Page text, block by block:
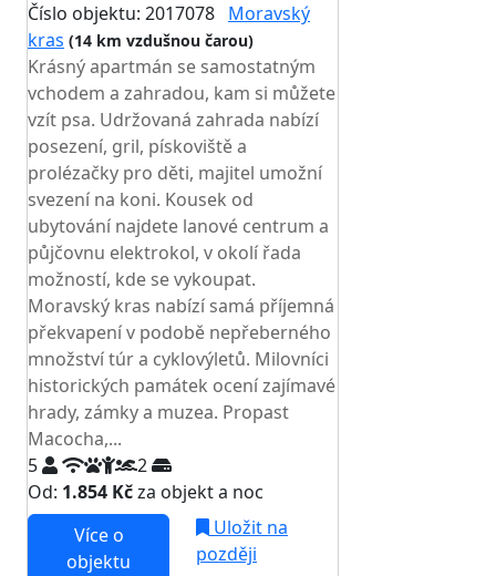
Číslo objektu: 2017078 Moravský
kras (14 km vzdušnou čarou)
Krásný apartmán se samostatným
vchodem a zahradou, kam si můžete
vzít psa. Udržovaná zahrada nabízí
posezení, gril, pískoviště a
prolézačky pro děti, majitel umožní
svezení na koni. Kousek od
ubytování najdete lanové centrum a
půjčovnu elektrokol, v okolí řada
možností, kde se vykoupat.
Moravský kras nabízí samá příjemná
překvapení v podobě nepřeberného
množství túr a cyklovýletů. Milovníci
historických památek ocení zajímavé
hrady, zámky a muzea. Propast
Macocha,...
5
2
Od: 1.854 Kčza objekt a noc
Více o
objektu
Uložit na
později